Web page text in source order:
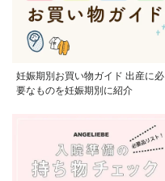
妊娠期別お買い物ガイド 出産に必
要なものを妊娠期別に紹介